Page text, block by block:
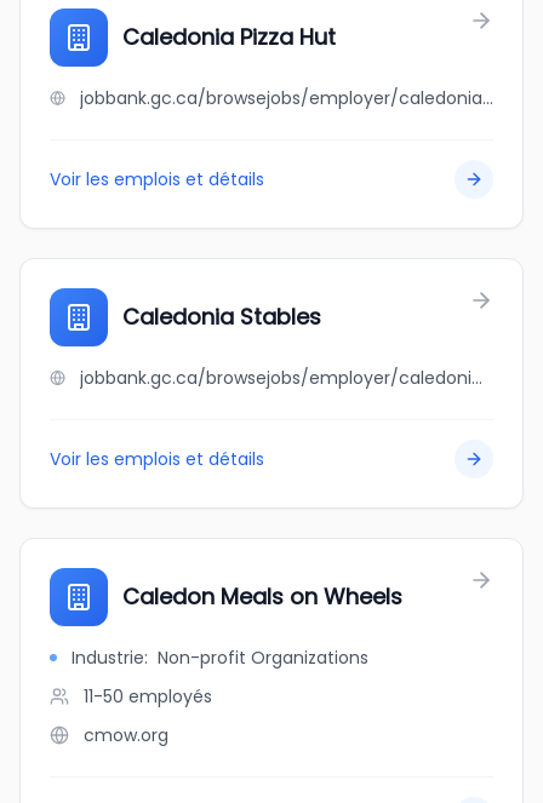
Caledonia Pizza Hut
jobbank.gc.ca/browsejobs/employer/caledonia+pizza+hut/ca
Voir les emplois et détails
Caledonia Stables
jobbank.gc.ca/browsejobs/employer/caledonia+stables/ca
Voir les emplois et détails
Caledon Meals on Wheels
Industrie: Non-profit Organizations
11-50 employés
cmow.org